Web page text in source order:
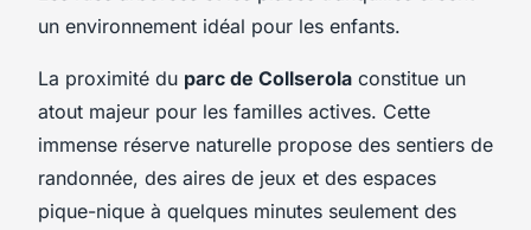
un environnement idéal pour les enfants.
La proximité du parc de Collserola constitue un
atout majeur pour les familles actives. Cette
immense réserve naturelle propose des sentiers de
randonnée, des aires de jeux et des espaces
pique-nique à quelques minutes seulement des